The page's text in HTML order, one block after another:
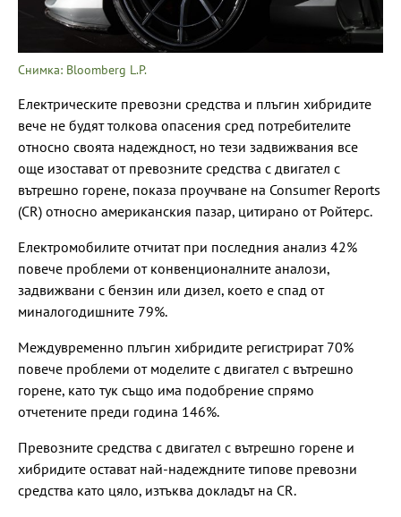
Снимка: Bloomberg L.P.
Електрическите превозни средства и плъгин хибридите
вече не будят толкова опасения сред потребителите
относно своята надеждност, но тези задвижвания все
още изостават от превозните средства с двигател с
вътрешно горене, показа проучване на Consumer Reports
(CR) относно американския пазар, цитирано от Ройтерс.
Електромобилите отчитат при последния анализ 42%
повече проблеми от конвенционалните аналози,
задвижвани с бензин или дизел, което е спад от
миналогодишните 79%.
Междувременно плъгин хибридите регистрират 70%
повече проблеми от моделите с двигател с вътрешно
горене, като тук също има подобрение спрямо
отчетените преди година 146%.
Превозните средства с двигател с вътрешно горене и
хибридите остават най-надеждните типове превозни
средства като цяло, изтъква докладът на CR.